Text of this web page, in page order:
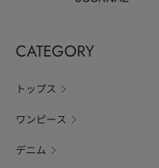
CATEGORY
トップス
ワンピース
デニム